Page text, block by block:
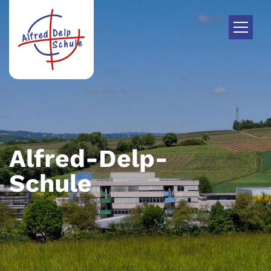
Zum Inhalt springen
Alfred-Delp-
Schule